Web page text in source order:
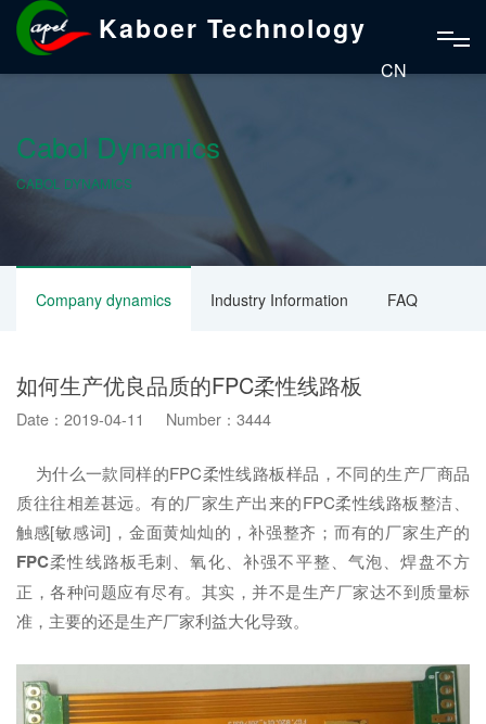
Kaboer Technology
CN
Cabol Dynamics
CABOL DYNAMICS
Company dynamics Industry Information FAQ
如何生产优良品质的FPC柔性线路板
Date：2019-04-11 Number：3444
为什么一款同样的FPC柔性线路板样品，不同的生产厂商品
质往往相差甚远。有的厂家生产出来的FPC柔性线路板整洁、
触感[敏感词]，金面黄灿灿的，补强整齐；而有的厂家生产的
FPC柔性线路板毛刺、氧化、补强不平整、气泡、焊盘不方
正，各种问题应有尽有。其实，并不是生产厂家达不到质量标
准，主要的还是生产厂家利益大化导致。